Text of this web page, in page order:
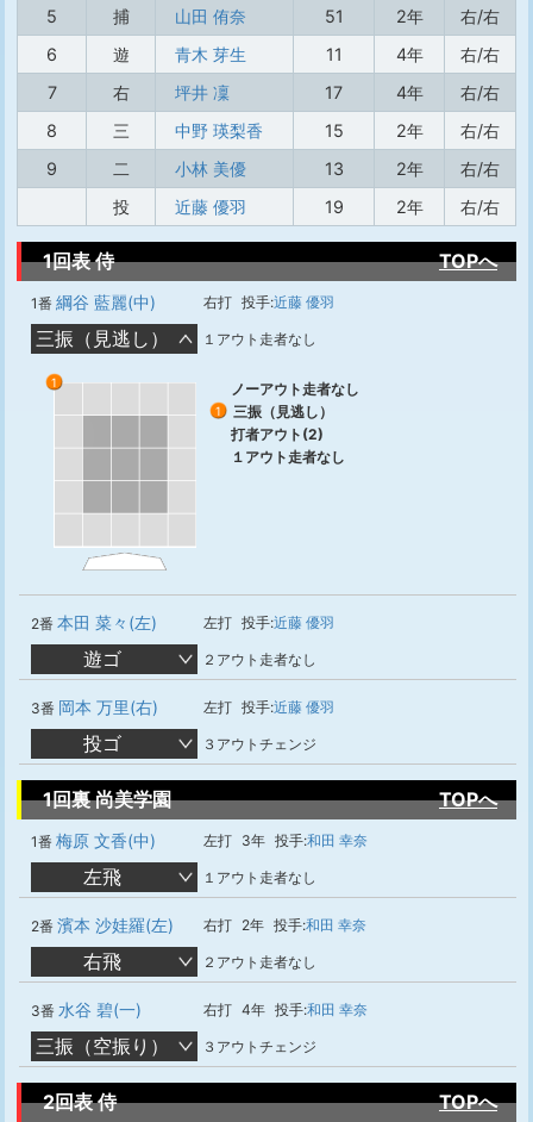
5
捕 山田 侑奈 51 2年
右/右
6
遊 青木 芽生 11 4年
右/右
7
右 坪井 凜 17 4年
右/右
8
三 中野 瑛梨香 15 2年
右/右
9
二 小林 美優 13 2年
右/右
投
近藤 優羽 19 2年 右/右
1回表 侍 TOPへ
1番 綱谷 藍麗(中) 右打 投手:近藤 優羽
三振（見逃し） １アウト走者なし
1 ノーアウト走者なし
1
三振（見逃し）
打者アウト(2)
１アウト走者なし
2番 本田 菜々(左) 左打 投手:近藤 優羽
遊ゴ ２アウト走者なし
3番 岡本 万里(右) 左打 投手:近藤 優羽
投ゴ ３アウトチェンジ
1回裏 尚美学園 TOPへ
1番 梅原 文香(中) 左打 3年 投手:和田 幸奈
左飛 １アウト走者なし
2番 濱本 沙娃羅(左) 右打 2年 投手:和田 幸奈
右飛 ２アウト走者なし
3番 水谷 碧(一) 右打 4年 投手:和田 幸奈
三振（空振り） ３アウトチェンジ
2回表 侍 TOPへ